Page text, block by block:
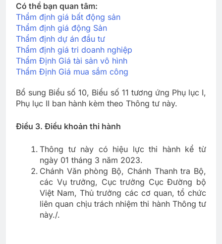
Có thể bạn quan tâm:
Thẩm định giá bất động sản
Thẩm định giá động Sản
Thẩm định dự án đầu tư
Thẩm định giá tri doanh nghiệp
Thẩm Định Giá tài sản vô hình
Thẩm Định Giá mua sắm công
Bổ sung Biểu số 10, Biểu số 11 tương ứng Phụ lục I,
Phụ lục II ban hành kèm theo Thông tư này.
Điều 3. Điều khoản thi hành
Thông tư này có hiệu lực thi hành kể từ
ngày 01 tháng 3 năm 2023.
Chánh Văn phòng Bộ, Chánh Thanh tra Bộ,
các Vụ trưởng, Cục trưởng Cục Đường bộ
Việt Nam, Thủ trưởng các cơ quan, tổ chức
liên quan chịu trách nhiệm thi hành Thông tư
này./.